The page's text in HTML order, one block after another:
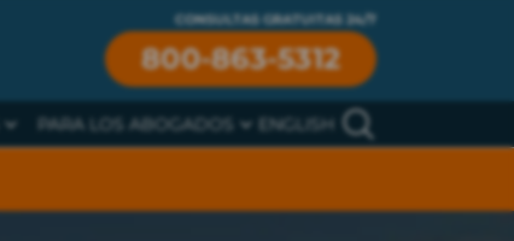
CONSULTAS GRATUITAS 24/7
800-863-5312
PARA LOS ABOGADOS ENGLISH